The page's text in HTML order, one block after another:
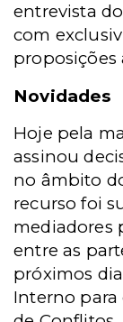
entrevista
com
proposições
Novidades
Hoje pela
assinou
no âmbito
recurso foi
mediadores
entre as
próximos
Interno para